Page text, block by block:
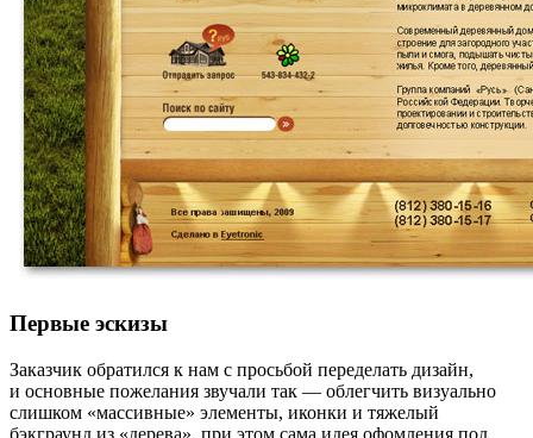
Первые эскизы
Заказчик обратился к нам с просьбой переделать дизайн,
и основные пожелания звучали так — облегчить визуально
слишком «массивные» элементы, иконки и тяжелый
бэкграунд из «дерева», при этом сама идея офомления под